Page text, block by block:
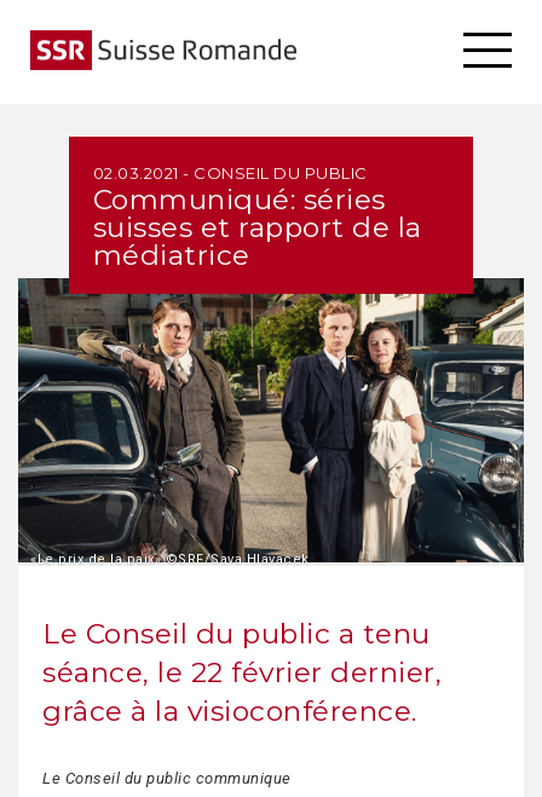
02.03.2021 - CONSEIL DU PUBLIC
Communiqué: séries
suisses et rapport de la
médiatrice
«Le prix de la paix» ©SRF/Sava Hlavacek
Le Conseil du public a tenu
séance, le 22 février dernier,
grâce à la visioconférence.
Le Conseil du public communique